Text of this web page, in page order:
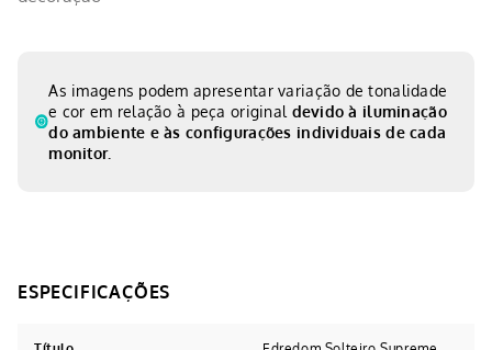
As imagens podem apresentar variação de tonalidade
e cor em relação à peça original devido à iluminação
do ambiente e às configurações individuais de cada
monitor.